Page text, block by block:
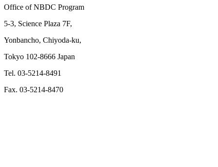
Office of NBDC Program
5-3, Science Plaza 7F,
Yonbancho, Chiyoda-ku,
Tokyo 102-8666 Japan
Tel. 03-5214-8491
Fax. 03-5214-8470